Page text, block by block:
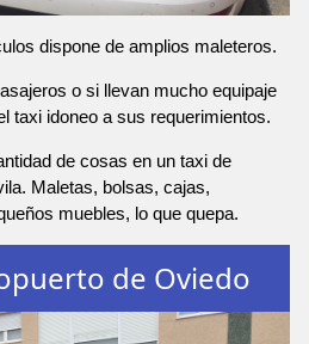
dispone de amplios maleteros.
o si llevan mucho equipaje
taxi idoneo a sus requerimientos.
de cosas en un taxi de
Maletas, bolsas, cajas,
muebles, lo que quepa.
de Oviedo